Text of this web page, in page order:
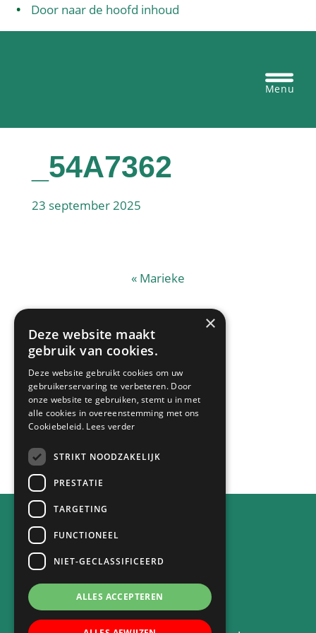
Door naar de hoofd inhoud
_54A7362
23 september 2025
« Marieke
Zoeken:
Zoek
op
deze
website
Laatste nieuws:
Alle berichten
Contact
4132 VE Vianen
tel. 0347-371764
×
Deze website maakt
gebruik van cookies.
Deze website gebruikt cookies om uw
gebruikerservaring te verbeteren. Door
onze website te gebruiken, stemt u in met
alle cookies in overeenstemming met ons
Cookiebeleid. Lees verder
STRIKT NOODZAKELIJK
PRESTATIE
TARGETING
FUNCTIONEEL
NIET-GECLASSIFICEERD
ALLES ACCEPTEREN